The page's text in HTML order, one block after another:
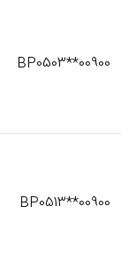
BP0503**00900
BP0513**00900